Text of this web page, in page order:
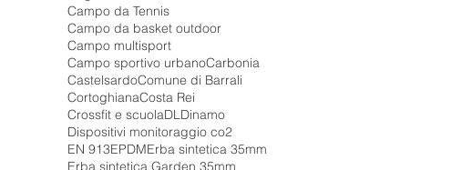
Campo da Tennis
Campo da basket outdoor
Campo multisport
Campo sportivo urbanoCarbonia
CastelsardoComune di Barrali
CortoghianaCosta Rei
Crossfit e scuolaDLDinamo
Dispositivi monitoraggio co2
EN 913EPDMErba sintetica 35mm
Erba sintetica Garden 35mm